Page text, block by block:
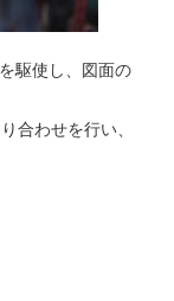
駆使し、図面の
合わせを行い、